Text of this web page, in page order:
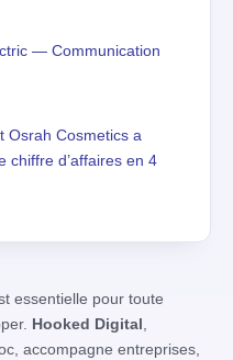
— Communication
Osrah Cosmetics a
chiffre d’affaires en 4
essentielle pour toute
Hooked Digital,
accompagne entreprises,